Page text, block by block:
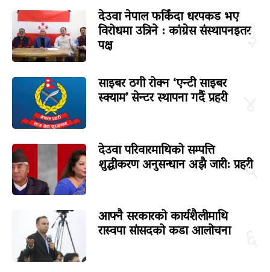
३
देउवा नेपाल फर्किंदा धरपकड भए
विरोधमा उत्रिने : कांग्रेस संस्थापनइतर
पक्ष
साइबर ठगी रोक्न ‘एन्टी साइबर
स्क्याम’ सेन्टर स्थापना गर्दै प्रहरी
५
देउवा परिवारमाथिको सम्पत्ति
शुद्धीकरण अनुसन्धान अझै जारी: प्रहरी
आफ्नै सरकारको कार्यशैलीमाथि
रास्वपा सांसदको कडा आलोचना